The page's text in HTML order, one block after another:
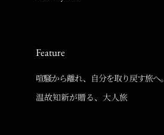
Feature
喧騒から離れ、自分を取り戻す旅へ。
温故知新が贈る、大人旅